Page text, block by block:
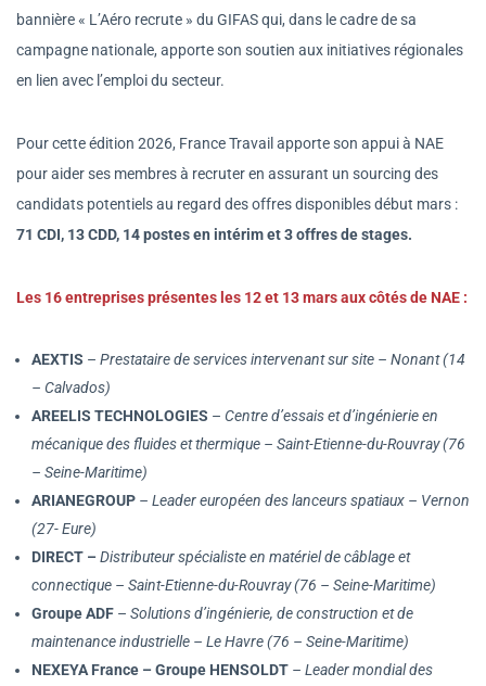
bannière « L’Aéro recrute » du GIFAS qui, dans le cadre de sa
campagne nationale, apporte son soutien aux initiatives régionales
en lien avec l’emploi du secteur.
Pour cette édition 2026, France Travail apporte son appui à NAE
pour aider ses membres à recruter en assurant un sourcing des
candidats potentiels au regard des offres disponibles début mars :
71 CDI, 13 CDD, 14 postes en intérim et 3 offres de stages.
Les 16 entreprises présentes les 12 et 13 mars aux côtés de NAE :
AEXTIS – Prestataire de services intervenant sur site – Nonant (14
– Calvados)
AREELIS TECHNOLOGIES – Centre d’essais et d’ingénierie en
mécanique des fluides et thermique – Saint-Etienne-du-Rouvray (76
– Seine-Maritime)
ARIANEGROUP – Leader européen des lanceurs spatiaux – Vernon
(27- Eure)
DIRECT –Distributeur spécialiste en matériel de câblage et
connectique – Saint-Etienne-du-Rouvray (76 – Seine-Maritime)
Groupe ADF – Solutions d’ingénierie, de construction et de
maintenance industrielle – Le Havre (76 – Seine-Maritime)
NEXEYA France – Groupe HENSOLDT – Leader mondial des